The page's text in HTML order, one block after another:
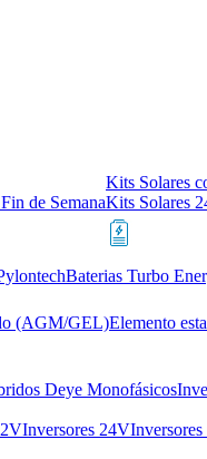
de Semana
Kits Solares
Kits Solares
Baterias Turbo
(AGM/GEL)Elemento
Deye Monofásicos
Inversores 24V